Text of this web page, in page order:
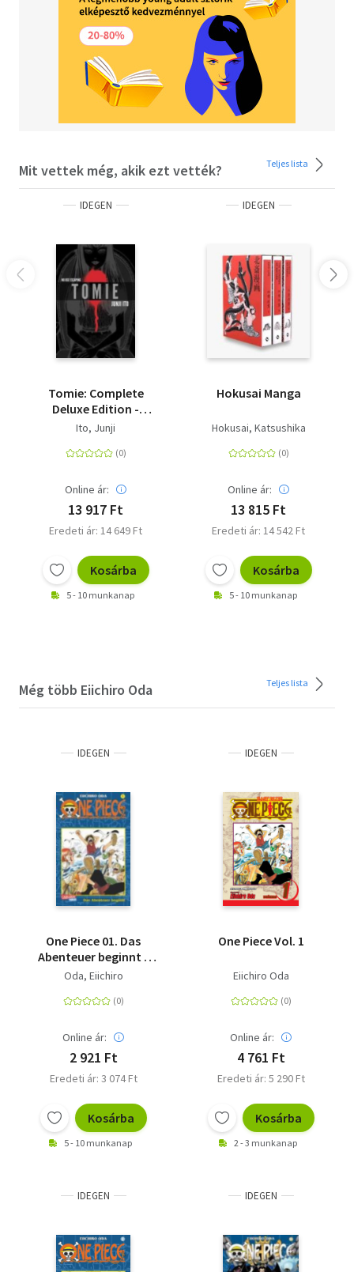
Mit vettek még, akik ezt vették? Teljes lista
IDEGEN
Tomie: Complete
Deluxe Edition -
Complete Deluxe
Ito, Junji
Online ár:
13 917 Ft
Eredeti ár: 14 649 Ft
Kosárba
5 - 10 munkanap
IDEGEN
Hokusai Manga
Hokusai, Katsushika
Online ár:
13 815 Ft
Eredeti ár: 14 542 Ft
Kosárba
5 - 10 munkanap
Még több Eiichiro Oda Teljes lista
IDEGEN
One Piece 01. Das
Abenteuer beginnt -
Piraten, Abenteuer
der Welt!
Oda, Eiichiro
Online ár:
2 921 Ft
Eredeti ár: 3 074 Ft
Kosárba
5 - 10 munkanap
IDEGEN
One Piece Vol. 1
Eiichiro Oda
Online ár:
4 761 Ft
Eredeti ár: 5 290 Ft
Kosárba
2 - 3 munkanap
IDEGEN IDEGEN